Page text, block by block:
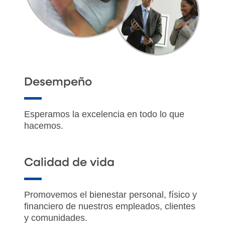
Desempeño
Esperamos la excelencia en todo lo que
hacemos.
Calidad de vida
Promovemos el bienestar personal, físico y
financiero de nuestros empleados, clientes
y comunidades.